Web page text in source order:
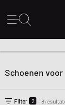
Schoenen
Filter 2 8